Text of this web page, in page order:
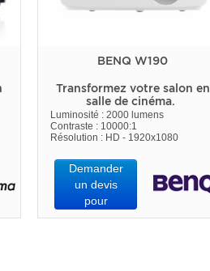
BENQ W190
Transformez votre salon en
salle de cinéma.
Luminosité : 2000 lumens
Contraste : 10000:1
Résolution : HD - 1920x1080
Demander
un devis
pour